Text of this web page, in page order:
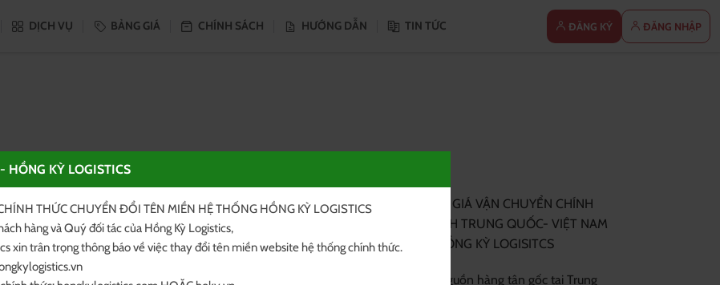
DỊCH VỤ BẢNG GIÁ CHÍNH SÁCH HƯỚNG DẪN TIN TỨC ĐĂNG KÝ ĐĂNG NHẬP
BẢNG GIÁ VẬN CHUYỂN CHÍNH
NGẠCH TRUNG QUỐC- VIỆT NAM
TẠI HỒNG KỲ LOGISITCS
Tìm nguồn hàng tận gốc tại Trung
HỒNG KỲ LOGISTICS
THỨC CHUYỂN ĐỔI TÊN MIỀN HỆ THỐNG HỒNG KỲ LOGISTICS
hàng và Quý đối tác của Hồng Kỳ Logistics,
xin trân trọng thông báo về việc thay đổi tên miền website hệ thống chính thức.